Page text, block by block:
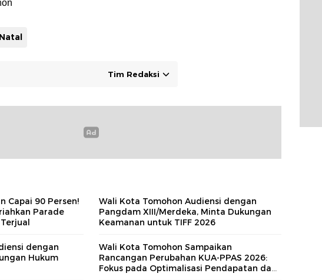
Natal
Tim Redaksi
Capai 90 Persen!
Parade
Wali Kota Tomohon Audiensi dengan
Pangdam XIII/Merdeka, Minta Dukungan
Keamanan untuk TIFF 2026
dengan
Hukum
Wali Kota Tomohon Sampaikan
Rancangan Perubahan KUA-PPAS 2026:
Fokus pada Optimalisasi Pendapatan dan